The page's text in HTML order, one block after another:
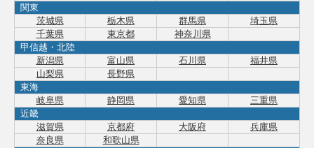
関東
茨城県
栃木県 群馬県
埼玉県
千葉県
東京都
神奈川県
甲信越・北陸
新潟県
富山県 石川県
福井県
山梨県
長野県
東海
岐阜県
静岡県 愛知県
三重県
近畿
滋賀県
京都府 大阪府
兵庫県
奈良県
和歌山県